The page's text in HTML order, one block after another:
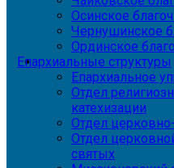
Осинское
Чернушинское
Ординское
Епархиальные структуры
Епархиальное
Отдел
катехизации
Отдел
Отдел
святых